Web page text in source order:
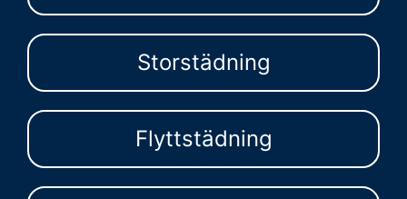
Storstädning
Flyttstädning